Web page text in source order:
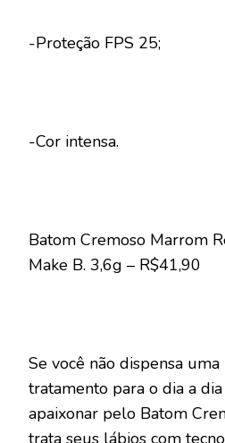
-Proteção FPS 25;
-Cor intensa.
Batom Cremoso Marrom
Make B. 3,6g – R$41,90
Se você não dispensa
tratamento para o dia a
apaixonar pelo Batom
trata seus lábios com